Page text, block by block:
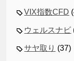
VIX指数CFD
ウェルスナビ
サヤ取り (37)